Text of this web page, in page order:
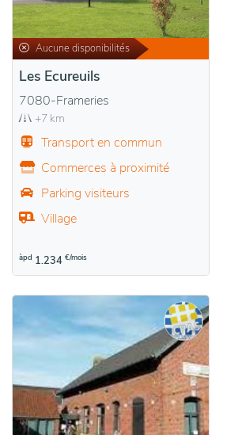
Aucune disponibilités
Les Ecureuils
7080-Frameries
+7 km
Transport en commun
Commerces à proximité
Parking visiteurs
Village
àpd 1.234 €/mois